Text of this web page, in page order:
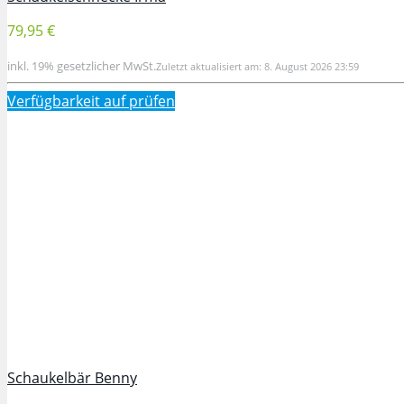
79,95 €
inkl. 19% gesetzlicher MwSt.Zuletzt aktualisiert am: 8. August 2026 23:59
Verfügbarkeit aufprüfen
Schaukelbär Benny